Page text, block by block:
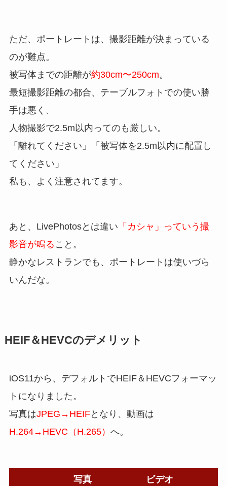
ただ、ポートレートは、撮影距離が決まっている
のが難点。
被写体までの距離が約30cm〜250cm。
最短撮影距離の都合、テーブルフォトでの使い勝
手は悪く、
人物撮影で2.5m以内ってのも厳しい。
「離れてください」「被写体を2.5m以内に配置し
てください」
私も、よく注意されてます。
あと、LivePhotosとは違い 「カシャ」っていう撮
影音が鳴る こと。
静かなレストランでも、ポートレートは使いづら
いんだな。
HEIF＆HEVCのデメリット
iOS11から、デフォルトでHEIF＆HEVCフォーマッ
トになりました。
写真はJPEG→HEIFとなり、動画は
H.264→HEVC（H.265） へ。
写真 ビデオ